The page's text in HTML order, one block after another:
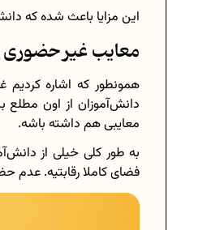
این مزایا باعث شده که
معایب غیر
همونطور که اشاره کردیم
دانش‌آموزان از اون
معایبی هم داشته باشه.
به طور کلی خیلی از
فضای کاملا رقابتیه. عدم